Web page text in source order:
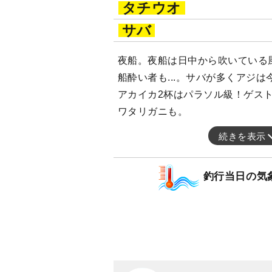
タチウオ
サバ
夜船。夜船は日中から吹いている
船酔い者も...。サバが多くアジは
アカイカ2杯はパラソル級！ゲス
ワタリガニも。
続きを表示
釣行当日の気